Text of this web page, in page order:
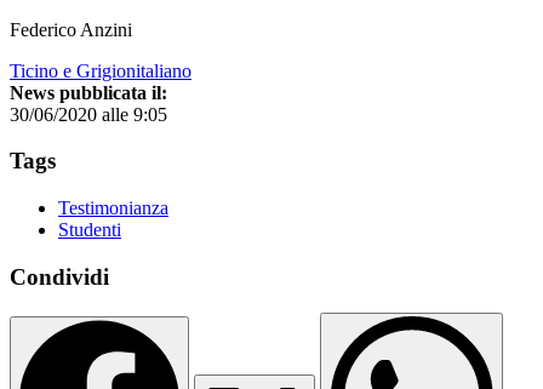
Federico Anzini
Ticino e Grigionitaliano
News pubblicata il:
30/06/2020 alle 9:05
Tags
Testimonianza
Studenti
Condividi